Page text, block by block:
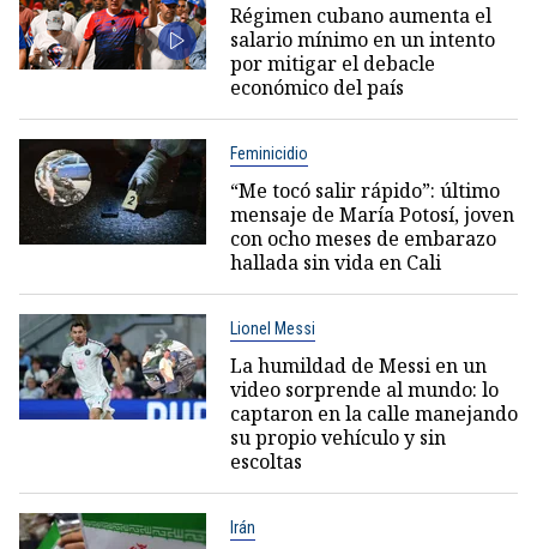
Régimen cubano aumenta el
salario mínimo en un intento
por mitigar el debacle
económico del país
Feminicidio
“Me tocó salir rápido”: último
mensaje de María Potosí, joven
con ocho meses de embarazo
hallada sin vida en Cali
Lionel Messi
La humildad de Messi en un
video sorprende al mundo: lo
captaron en la calle manejando
su propio vehículo y sin
escoltas
Irán